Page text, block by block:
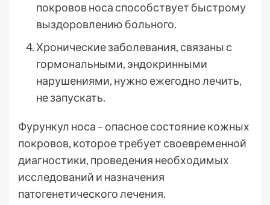
покровов носа способствует быстрому
выздоровлению больного.
Хронические заболевания, связаны с
гормональными, эндокринными
нарушениями, нужно ежегодно лечить,
не запускать.
Фурункул носа – опасное состояние кожных
покровов, которое требует своевременной
диагностики, проведения необходимых
исследований и назначения
патогенетического лечения.